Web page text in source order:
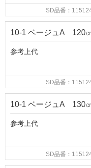
SD品番：
10-1 ベージュA 120
参考上代
SD品番：
10-1 ベージュA 130
参考上代
SD品番：